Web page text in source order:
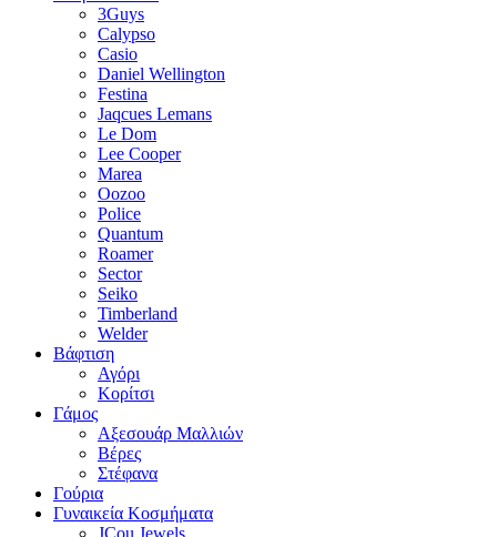
3Guys
Calypso
Casio
Daniel Wellington
Festina
Jaqcues Lemans
Le Dom
Lee Cooper
Marea
Oozoo
Police
Quantum
Roamer
Sector
Seiko
Timberland
Welder
Βάφτιση
Αγόρι
Κορίτσι
Γάμος
Αξεσουάρ Μαλλιών
Βέρες
Στέφανα
Γούρια
Γυναικεία Κοσμήματα
JCou Jewels